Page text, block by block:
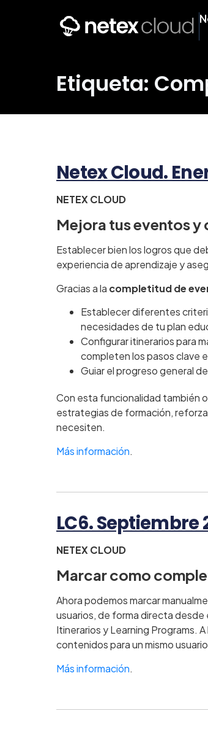
Etiqueta:
Netex Cloud.
NETEX CLOUD
Mejora tus eventos y
Establecer bien los logros que
experiencia de aprendizaje y
Gracias a la completitud de
Establecer diferentes
necesidades de tu plan
Configurar itinerarios para
completen los pasos clave
Guiar el progreso general
Con esta funcionalidad también
estrategias de formación,
necesiten.
Más información.
LC6. Septiembre
NETEX CLOUD
Marcar como
Ahora podemos marcar
usuarios, de forma directa desde
Itinerarios y Learning Programs.
contenidos para un mismo
Más información.